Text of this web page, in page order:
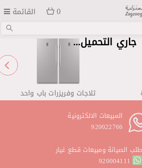
جاري التحميل...
القائمة 0
ثلاجات وفريزرات باب واحد
المبيعات الالكترونية
920022766
طلب الصيانة ومبيعات قطع غيار
920004111